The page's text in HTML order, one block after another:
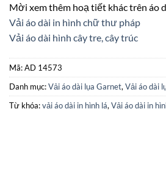
Mời xem thêm hoạ tiết khác trên áo
Vải áo dài in hình chữ thư pháp
Vải áo dài hình cây tre, cây trúc
Mã:AD 14573
Danh mục:Vải áo dài lụa Garnet, Vải áo dài
Từ khóa:vải áo dài in hình lá, Vải áo dài in